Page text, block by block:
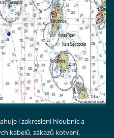
i zakreslení hloubnic a
kabelů, zákazů kotvení,